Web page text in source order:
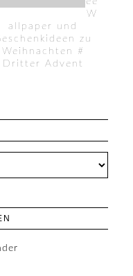
W
allpaper und
zu
Weihnachten #
Dritter Advent